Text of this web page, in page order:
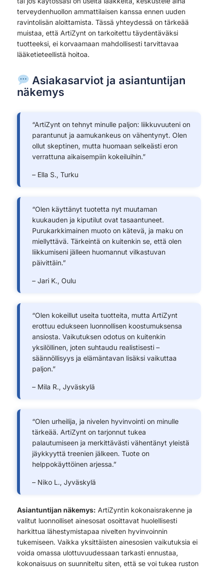
terveydenhuollon ammattilaisen kanssa ennen uuden
ravintolisän aloittamista. Tässä yhteydessä on tärkeää
muistaa, että ArtiZynt on tarkoitettu täydentäväksi
tuotteeksi, ei korvaamaan mahdollisesti tarvittavaa
lääketieteellistä hoitoa.
Asiakasarviot ja asiantuntijan
näkemys
“ArtiZynt on tehnyt minulle paljon: liikkuvuuteni on
parantunut ja aamukankeus on vähentynyt. Olen
ollut skeptinen, mutta huomaan selkeästi eron
verrattuna aikaisempiin kokeiluihin.”
– Ella S., Turku
“Olen käyttänyt tuotetta nyt muutaman
kuukauden ja kiputilut ovat tasaantuneet.
Purukarkkimainen muoto on kätevä, ja maku on
miellyttävä. Tärkeintä on kuitenkin se, että olen
liikkumiseni jälleen huomannut vilkastuvan
päivittäin.”
– Jari K., Oulu
“Olen kokeillut useita tuotteita, mutta ArtiZynt
erottuu edukseen luonnollisen koostumuksensa
ansiosta. Vaikutuksen odotus on kuitenkin
yksilöllinen, joten suhtaudu realistisesti –
säännöllisyys ja elämäntavan lisäksi vaikuttaa
paljon.”
– Mila R., Jyväskylä
“Olen urheilija, ja nivelen hyvinvointi on minulle
tärkeää. ArtiZynt on tarjonnut tukea
palautumiseen ja merkittävästi vähentänyt yleistä
jäykkyyttä treenien jälkeen. Tuote on
helppokäyttöinen arjessa.”
– Niko L., Jyväskylä
Asiantuntijan näkemys: ArtiZyntin kokonaisrakenne ja
valitut luonnolliset ainesosat osoittavat huolellisesti
harkittua lähestymistapaa nivelten hyvinvoinnin
tukemiseen. Vaikka yksittäisten ainesosien vaikutuksia ei
voida omassa ulottuvuudessaan tarkasti ennustaa,
kokonaisuus on suunniteltu siten, että se voi tukea ruston